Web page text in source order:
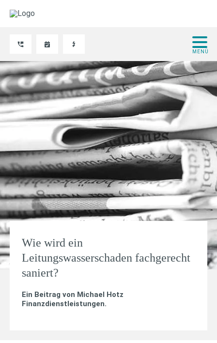
Wie wird ein
Leitungswasserschaden fachgerecht
saniert?
Ein Beitrag von Michael Hotz
Finanzdienstleistungen.